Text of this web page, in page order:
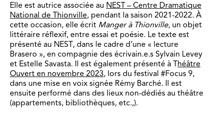
Elle est autrice associée au NEST – Centre Dramatique
National de Thionville, pendant la saison 2021-2022. À
cette occasion, elle écrit Manger à Thionville, un objet
littéraire réflexif, entre essai et poésie. Le texte est
présenté au NEST, dans le cadre d’une « lecture
Brasero », en compagnie des écrivain.e.s Sylvain Levey
et Estelle Savasta. Il est également présenté à Théâtre
Ouvert en novembre 2023, lors du festival #Focus 9,
dans une mise en voix signée Rémy Barché. Il est
ensuite performé dans des lieux non-dédiés au théâtre
(appartements, bibliothèques, etc.,).